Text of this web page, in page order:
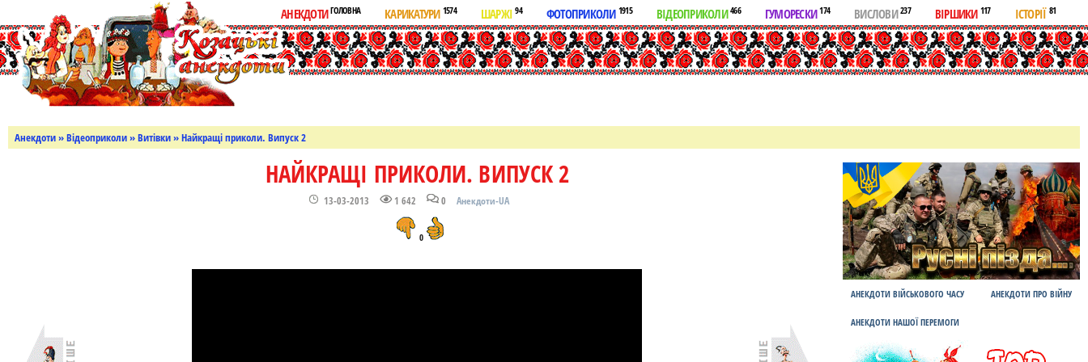
АНЕКДОТИГОЛОВНА КАРИКАТУРИ 1574 ШАРЖІ94 ФОТОПРИКОЛИ 1915 ВІДЕОПРИКОЛИ466 ГУМОРЕСКИ174 ВИСЛОВИ237 ВІРШИКИ 117 ІСТОРІЇ 81
Анекдоти»Відеоприколи»Витівки» Найкращі приколи. Випуск 2
НАЙКРАЩІ ПРИКОЛИ. ВИПУСК 2
13-03-2013 1 642 0 Анекдоти-UA
0
АНЕКДОТИ ВІЙСЬКОВОГО ЧАСУ АНЕКДОТИ ПРО ВІЙНУ
АНЕКДОТИ НАШОЇ ПЕРЕМОГИ